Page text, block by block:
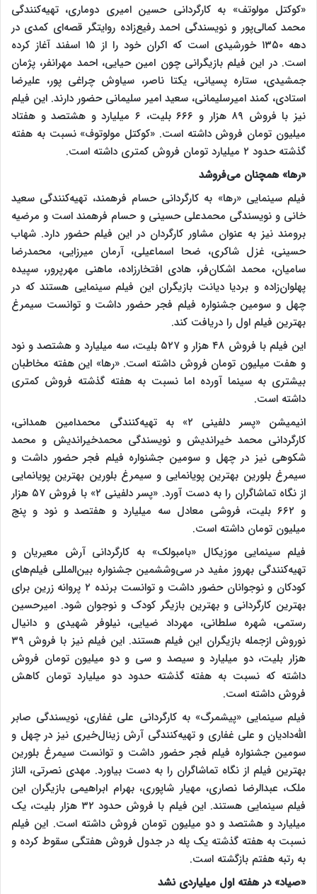
«کوکتل مولوتف» به کارگردانی حسین امیری دوماری، تهیه‌کنندگی
محمد کمالی‌پور و نویسندگی احمد رفیع‌زاده روایتگر قصه‌ای کمدی در
دهه ۱۳۵۰ خورشیدی است که اکران خود را از ۱۵ اسفند آغاز کرده
است. در این فیلم بازیگرانی چون امین حیایی، احمد مهرانفر، پژمان
جمشیدی، ستاره پسیانی، یکتا ناصر، سیاوش چراغی پور، علیرضا
استادی، کمند امیرسلیمانی، سعید امیر سلیمانی حضور دارند. این فیلم
نیز با فروش ۸۹ هزار و ۶۶۶ بلیت، ۶ میلیارد و هشتصد و هفتاد
میلیون تومان فروش داشته است. «کوکتل مولوتوف» نسبت به هفته
گذشته حدود ۲ میلیارد تومان فروش کمتری داشته است.
«رها» همچنان می‌فروشد
فیلم سینمایی «رها» به کارگردانی حسام فرهمند، تهیه‌کنندگی سعید
خانی و نویسندگی محمدعلی حسینی و حسام فرهمند است و مرضیه
برومند نیز به عنوان مشاور کارگردان در این فیلم حضور دارد. شهاب
حسینی، غزل شاکری، ضحا اسماعیلی، آرمان میرزایی، محمدرضا
سامیان، محمد اشکان‌فر، هادی افتخارزاده، ماهنی مهرپرور، سپیده
پهلوان‌زاده و بردیا دیانت بازیگران این فیلم سینمایی هستند که در
چهل و سومین جشنواره فیلم فجر حضور داشت و توانست سیمرغ
بهترین فیلم اول را دریافت کند.
این فیلم با فروش ۴۸ هزار و ۵۲۷ بلیت، سه میلیارد و هشتصد و نود
و هفت میلیون تومان فروش داشته است. «رها» این هفته مخاطبان
بیشتری به سینما آورده اما نسبت به هفته گذشته فروش کمتری
داشته است.
انیمیشن «پسر دلفینی ۲» به تهیه‌کنندگی محمدامین همدانی،
کارگردانی محمد خیراندیش و نویسندگی محمدخیراندیش و محمد
شکوهی نیز در چهل و سومین جشنواره فیلم فجر حضور داشت و
سیمرغ بلورین بهترین پویانمایی و سیمرغ بلورین بهترین پویانمایی
از نگاه تماشاگران را به دست آورد. «پسر دلفینی ۲» با فروش ۵۷ هزار
و ۶۶۲ بلیت، فروشی معادل سه میلیارد و هفتصد و نود و پنج
میلیون تومان داشته است.
فیلم سینمایی موزیکال «بامبولک» به کارگردانی آرش معیریان و
تهیه‌کنندگی بهروز مفید در سی‌وششمین جشنواره بین‌المللی فیلم‌های
کودکان و نوجوانان حضور داشت و توانست برنده ۲ پروانه زرین برای
بهترین کارگردانی و بهترین بازیگر کودک و نوجوان شود. امیرحسین
رستمی، شهره سلطانی، مهرداد ضیایی، نیلوفر شهیدی و دانیال
نوروش ازجمله بازیگران این فیلم هستند. این فیلم نیز با فروش ۳۹
هزار بلیت، دو میلیارد و سیصد و سی و دو میلیون تومان فروش
داشته که نسبت به هفته گذشته حدود دو میلیارد تومان کاهش
فروش داشته است.
فیلم سینمایی «پیشمرگ» به کارگردانی علی غفاری، نویسندگی صابر
الله‌دادیان و علی غفاری و تهیه‌کنندگی آرش زینال‌خیری نیز در چهل و
سومین جشنواره فیلم فجر حضور داشت و توانست سیمرغ بلورین
بهترین فیلم از نگاه تماشاگران را به دست بیاورد. مهدی نصرتی، الناز
ملک، عبدالرضا نصاری، مهیار شاپوری، بهرام ابراهیمی بازیگران این
فیلم سینمایی هستند. این فیلم با فروش حدود ۳۲ هزار بلیت، یک
میلیارد و هشتصد و دو میلیون تومان فروش داشته است. این فیلم
نسبت به هفته گذشته یک پله در جدول فروش هفتگی سقوط کرده و
به رتبه هفتم بازگشته است.
«صیاد» در هفته اول میلیاردی نشد